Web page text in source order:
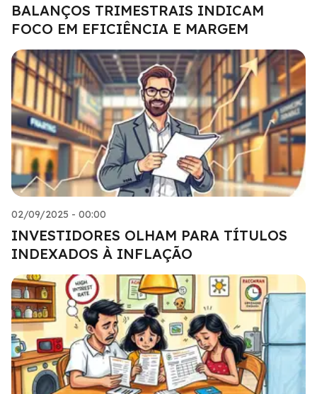
BALANÇOS TRIMESTRAIS INDICAM
FOCO EM EFICIÊNCIA E MARGEM
02/09/2025 - 00:00
INVESTIDORES OLHAM PARA TÍTULOS
INDEXADOS À INFLAÇÃO